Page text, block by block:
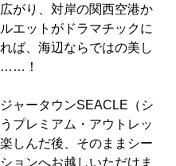
がり、対岸の関西空港か
エットがドラマチックに
ば、海辺ならではの美し
……！
ャータウンSEACLE（シ
プレミアム・アウトレッ
しんだ後、そのままシー
ョンへお越しいただけま